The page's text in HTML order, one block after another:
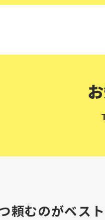
頼むのがベス